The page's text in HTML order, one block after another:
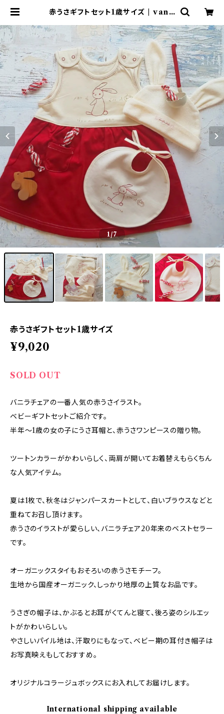
赤うさギフトセット1歳サイズ | vanil
1/7
赤うさギフトセット1歳サイズ
¥9,020
SOLD OUT
バニラチェアの一番人気の赤うさイラスト。
ベビーギフトセットご紹介です。
半年〜1歳の女の子にうさ耳帽と、赤うさワンピースの贈り物。
ツートンカラーがかわいらしく、両肩が開いてお着替えもらくちん
な人気アイテム。
夏は1枚で、秋冬はジャンパースカートとして、白いブラウスなどと
重ねてお召し頂けます。
赤うさのイラストが愛らしい、バニラチェア20年来のベストセラー
です。
オーガニックスタイもおそろいの赤うさモチーフ。
生地から国産オーガニック、しっかり地厚の上質なお品です。
うさぎの帽子は、かぶるとお耳がくてんと寝て、後ろ姿のシルエッ
トがかわいらしい。
やさしいパイル地は、汗取りにもなって、ベビー期の耳付き帽子は
お写真映えもしておすすめ。
オリジナルコラージュボックスにお入れしてお届けします。
International shipping available